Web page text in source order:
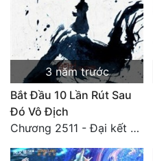
3 năm trước
Bắt Đầu 10 Lần Rút Sau
Đó Vô Địch
Chương 2511 - Đại kết cục, Phiên ngoại thiên: Chư thiên quy nhất giới, vĩnh hằng thế giới. Hết!